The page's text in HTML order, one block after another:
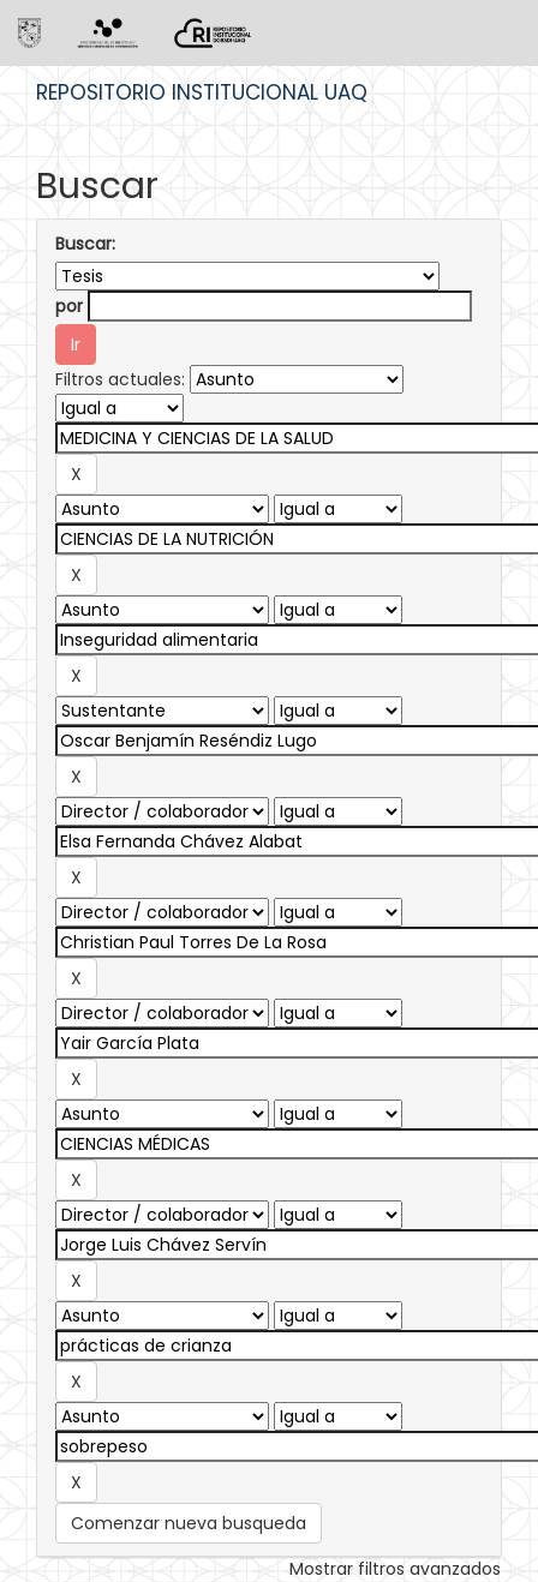
REPOSITORIO INSTITUCIONAL UAQ
Buscar
Buscar:
por
Filtros actuales:
Comenzar nueva busqueda
Mostrar filtros avanzados